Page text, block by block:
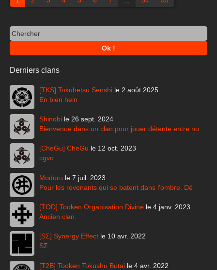
Derniers clans
[TKS] Tokubetsu Senshi le 2 août 2025
En bien hein
Shinobi le 26 sept. 2024
Bienvenue dans un clan pour jouer détente entre no
[CheGu] CheGu le 12 oct. 2023
cgvc
Modoru le 7 juil. 2023
Pour les revenants qui se batent dans l'ombre. Dé
[TOD] Tooken Organisation Divine le 4 janv. 2023
Ancien clan.
[SΣ] Synergy Effect le 10 avr. 2022
SΣ
[T2B] Tooken Tokushu Butai le 4 avr. 2022